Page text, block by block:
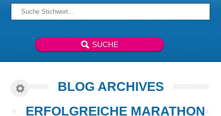
BLOG ARCHIVES
ERFOLGREICHE MARATHON